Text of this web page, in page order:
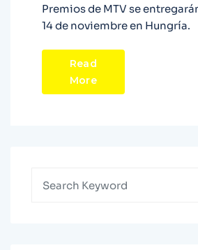
Premios de MTV se
14 de noviembre en Hungría.
Read
More